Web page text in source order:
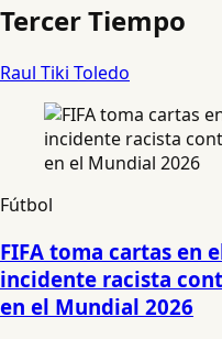
Tercer Tiempo
Raul Tiki Toledo
Fútbol
FIFA toma cartas en
incidente racista
en el Mundial 2026